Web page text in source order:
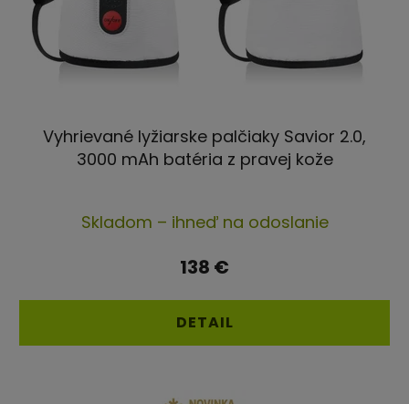
Vyhrievané lyžiarske palčiaky Savior 2.0,
3000 mAh batéria z pravej kože
hodnotenie
produktu
5,0
z
hviezdičiek.
Skladom – ihneď na odoslanie
138 €
DETAIL